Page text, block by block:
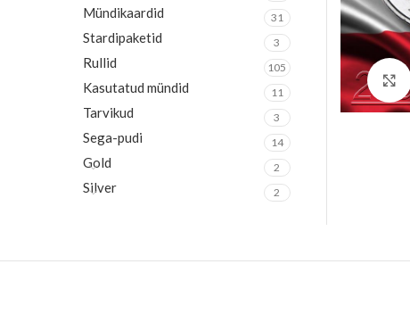
Mündikaardid 31
Stardipaketid 3
Rullid 105
Kasutatud mündid 11
Tarvikud 3
Sega-pudi 14
Gold 2
Silver 2